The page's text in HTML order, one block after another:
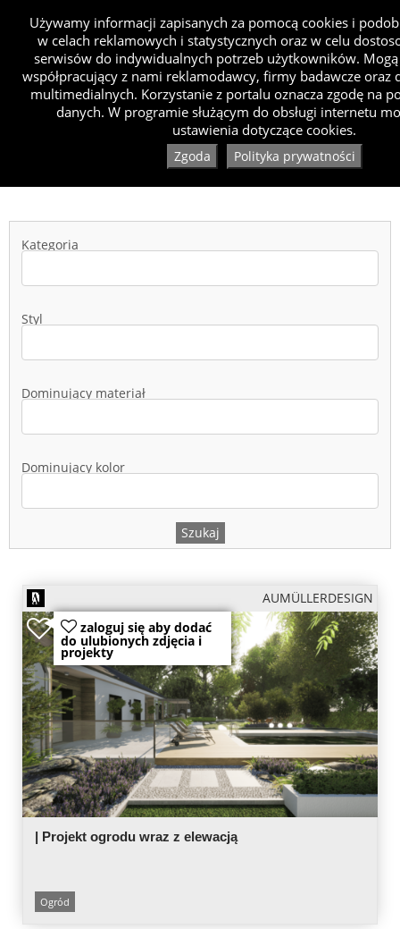
Kategoria
Styl
Dominujący materiał
Dominujący kolor
AUMÜLLERDESIGN
zaloguj się aby dodać
do ulubionych zdjęcia i
projekty
| Projekt ogrodu wraz z elewacją
Ogród
Używamy informacji zapisanych za pomocą cookies i
w celach reklamowych i statystycznych oraz w celu
serwisów do indywidualnych potrzeb użytkowników. Mogą
współpracujący z nami reklamodawcy, firmy badawcze oraz
multimedialnych. Korzystanie z portalu oznacza zgodę na
danych. W programie służącym do obsługi internetu
ustawienia dotyczące cookies.
Zgoda Polityka prywatności